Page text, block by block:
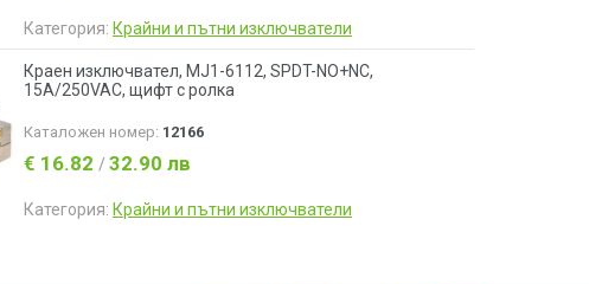
Категория: Крайни и пътни изключватели
Краен изключвател, MJ1-6112, SPDT-NO+NC,
15A/250VAC, щифт с ролка
Каталожен номер: 12166
€ 16.82 / 32.90 лв
Категория: Крайни и пътни изключватели